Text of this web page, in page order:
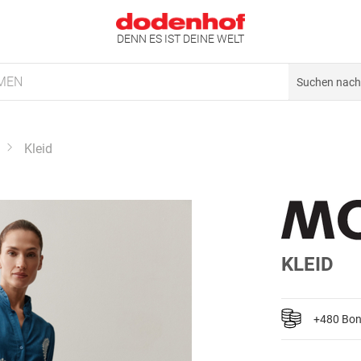
DENN ES IST DEINE WELT
Kleid
KLEID
+480